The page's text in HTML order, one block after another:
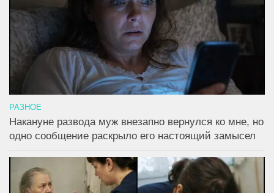
РАЗНОЕ
Накануне развода муж внезапно вернулся ко мне, но
одно сообщение раскрыло его настоящий замысел